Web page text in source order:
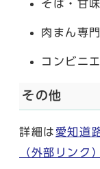
そば・甘
肉まん専
コンビニ
その他
詳細は 愛知道
（外部リンク）